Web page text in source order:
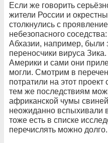
Если же говорить
жители России и
столкнулись с
небезопасного
Абхазии, например,
переносчики вируса
Америки и сами они
могли. Смотрим в
потратили на этот
тем же последствиям
африканской чумы
неожиданно вспыхивали
тоже есть в списке
перечислять можно долго.